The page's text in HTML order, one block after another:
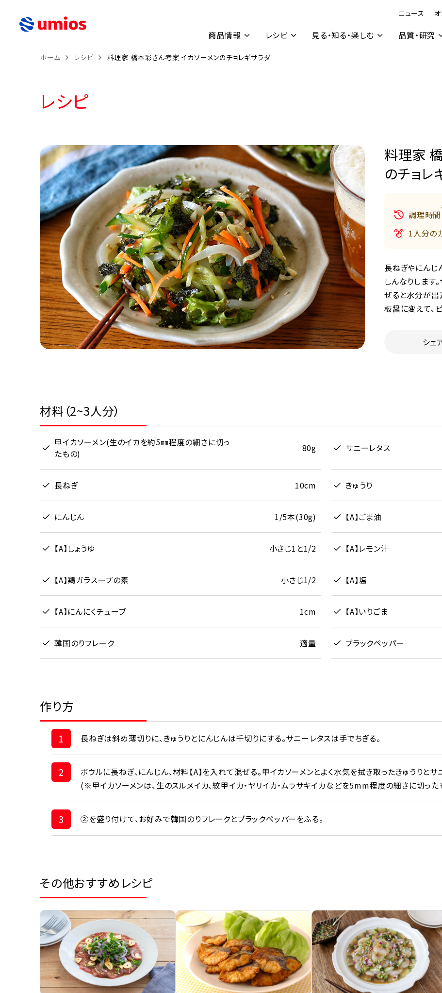
ニュース
商品情報 レシピ 見る・知る・楽しむ 品質・研究
ホーム レシピ 料理家 橋本彩さん考案 イカソーメンのチョレギサラダ
レシピ
料理家
のチョレ
調理時間
1人分の
長ねぎやにんじ
しんなりします
ぜると水分が出
板醤に変えて、
シェ
材料（2~3人分）
甲イカソーメン(生のイカを約5㎜程度の細さに切っ
たもの)
80g サニーレタス
長ねぎ 10cm きゅうり
にんじん 1/5本(30g) 【A】ごま油
【A】しょうゆ 小さじ1と1/2 【A】レモン汁
【A】鶏ガラスープの素 小さじ1/2 【A】塩
【A】にんにくチューブ 1cm 【A】いりごま
韓国のりフレーク 適量 ブラックペッパー
作り方
1 長ねぎは斜め薄切りに、きゅうりとにんじんは千切りにする。サニーレタスは手でちぎる。
2
ボウルに長ねぎ、にんじん、材料【A】を入れて混ぜる。甲イカソーメンとよく水気を拭き取ったきゅうりと
(※甲イカソーメンは、生のスルメイカ、紋甲イカ・ヤリイカ・ムラサキイカなどを5mm程度の細さに切っ
3 ②を盛り付けて、お好みで韓国のりフレークとブラックペッパーをふる。
その他おすすめレシピ